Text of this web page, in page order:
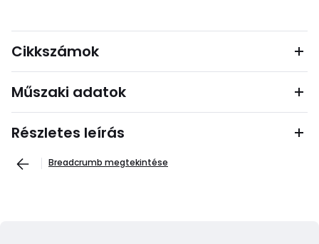
Cikkszámok
Műszaki adatok
Részletes leírás
Breadcrumb megtekintése